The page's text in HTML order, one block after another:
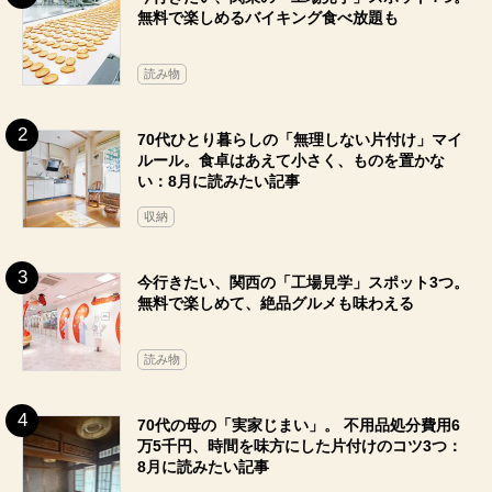
無料で楽しめるバイキング食べ放題も
読み物
70代ひとり暮らしの「無理しない片付け」マイ
ルール。食卓はあえて小さく、ものを置かな
い：8月に読みたい記事
収納
今行きたい、関西の「工場見学」スポット3つ。
無料で楽しめて、絶品グルメも味わえる
読み物
70代の母の「実家じまい」。 不用品処分費用6
万5千円、時間を味方にした片付けのコツ3つ：
8月に読みたい記事